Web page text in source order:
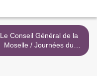
Le Conseil Général de la
Moselle / Journées du
patrimoine... >